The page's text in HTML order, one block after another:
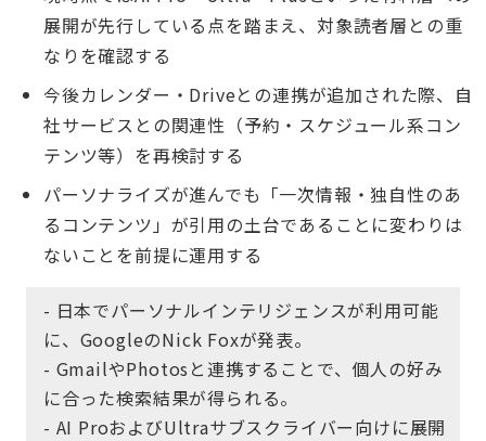
展開が先行している点を踏まえ、対象読者層との重
なりを確認する
今後カレンダー・Driveとの連携が追加された際、自
社サービスとの関連性（予約・スケジュール系コン
テンツ等）を再検討する
パーソナライズが進んでも「一次情報・独自性のあ
るコンテンツ」が引用の土台であることに変わりは
ないことを前提に運用する
- 日本でパーソナルインテリジェンスが利用可能
に、GoogleのNick Foxが発表。
- GmailやPhotosと連携することで、個人の好み
に合った検索結果が得られる。
- AI ProおよびUltraサブスクライバー向けに展開